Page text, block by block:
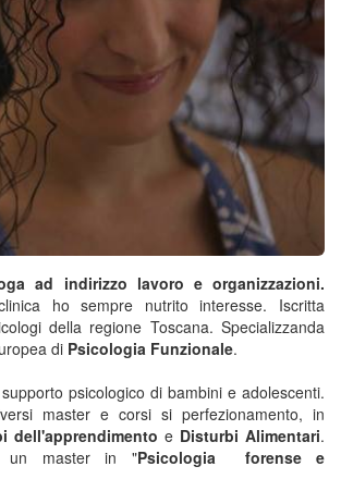
ad indirizzo lavoro e organizzazioni.
ho sempre nutrito interesse. Iscritta
della regione Toscana. Specializzanda
di Psicologia Funzionale.
psicologico di bambini e adolescenti.
master e corsi si perfezionamento, in
dell'apprendimento e Disturbi Alimentari.
un master in "Psicologia forense e